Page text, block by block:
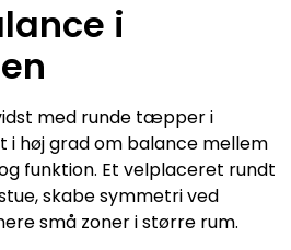
i
med runde tæpper i
i høj grad om balance mellem
funktion. Et velplaceret rundt
skabe symmetri ved
små zoner i større rum.